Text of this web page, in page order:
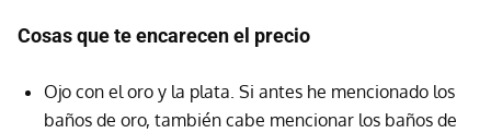
Cosas que te encarecen el precio
Ojo con el oro y la plata. Si antes he mencionado los
baños de oro, también cabe mencionar los baños de